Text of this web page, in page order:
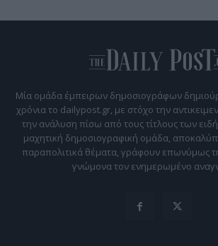
Μία ομάδα έμπειρων δημοσιογράφων
χρόνια το dailypost.gr, με στόχο την
την ανάλυση πίσω από τους τίτλους των
μαχητική δημοσιογραφική ομάδα,
παραπολιτικά θέματα, γράφουν επωνύμως
γνώμονα τον ενημερωμένο